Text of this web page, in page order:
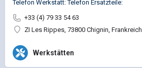
Telefon Werkstatt: Telefon Ersatzteile:
+33 (4) 79 33 54 63
ZI Les Rippes, 73800 Chignin, Frankreich
Werkstätten